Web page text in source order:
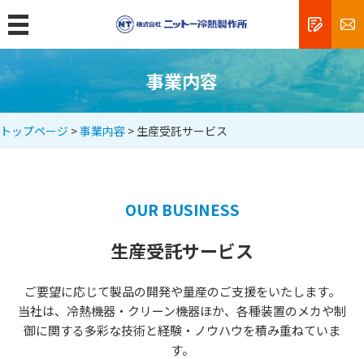
トップ
製品情報
クリーンルームの規格と清浄度
薬品工場
研究所・病院
事業内容
トップページ >事業内容 > 生産受託サービス
OUR BUSINESS
生産受託サービス
ご要望に応じて製品の開発や量産のご支援をいたします。
当社は、冷熱機器・クリーン機器ほか、各種装置のメカや制
御に関する多彩な技術と経験・ノウハウを積み重ねていま
す。